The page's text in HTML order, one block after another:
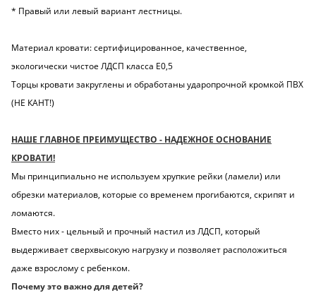
* Правый или левый вариант лестницы.
Материал кровати: сертифицированное, качественное,
экологически чистое ЛДСП класса Е0,5
Торцы кровати закруглены и обработаны ударопрочной кромкой ПВХ
(НЕ КАНТ!)
НАШЕ ГЛАВНОЕ ПРЕИМУЩЕСТВО - НАДЕЖНОЕ ОСНОВАНИЕ
КРОВАТИ!
Мы принципиально не используем хрупкие рейки (ламели) или
обрезки материалов, которые со временем прогибаются, скрипят и
ломаются.
Вместо них - цельный и прочный настил из ЛДСП, который
выдерживает сверхвысокую нагрузку и позволяет расположиться
даже взрослому с ребенком.
Почему это важно для детей?